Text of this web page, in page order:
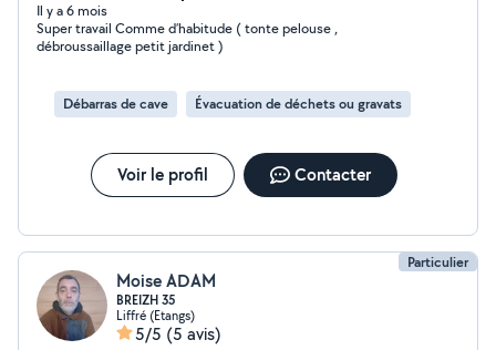
Il y a 6 mois
Super travail Comme d’habitude ( tonte pelouse ,
débroussaillage petit jardinet )
Débarras de cave Évacuation de déchets ou gravats
Voir le profil Contacter
Particulier
Moise ADAM
BREIZH 35
Liffré (Etangs)
5/5 (5 avis)